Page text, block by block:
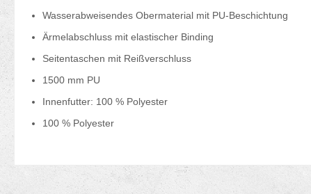
Wasserabweisendes Obermaterial mit PU-Beschichtung
Ärmelabschluss mit elastischer Binding
Seitentaschen mit Reißverschluss
1500 mm PU
Innenfutter: 100 % Polyester
100 % Polyester